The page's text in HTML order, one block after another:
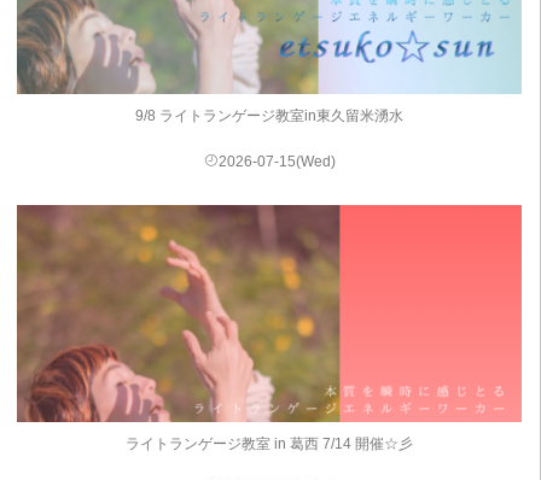
9/8 ライトランゲージ教室in東久留米湧水
2026-07-15(Wed)
ライトランゲージ教室 in 葛西 7/14 開催☆彡